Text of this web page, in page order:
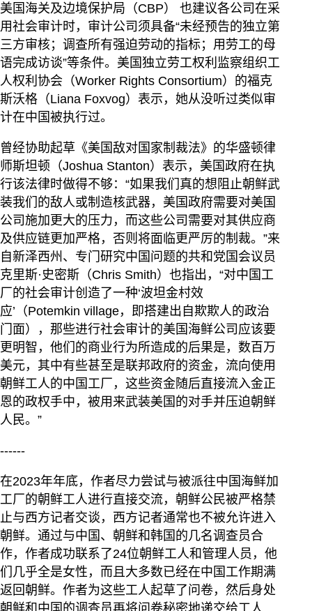
美国海关及边境保护局（CBP） 也建议各公司在采
用社会审计时，审计公司须具备“未经预告的独立第
三方审核；调查所有强迫劳动的指标；用劳工的母
语完成访谈”等条件。美国独立劳工权利监察组织工
人权利协会（Worker Rights Consortium）的福克
斯沃格（Liana Foxvog）表示，她从没听过类似审
计在中国被执行过。
曾经协助起草《美国敌对国家制裁法》的华盛顿律
师斯坦顿（Joshua Stanton）表示，美国政府在执
行该法律时做得不够：“如果我们真的想阻止朝鲜武
装我们的敌人或制造核武器，美国政府需要对美国
公司施加更大的压力，而这些公司需要对其供应商
及供应链更加严格，否则将面临更严厉的制裁。”来
自新泽西州、专门研究中国问题的共和党国会议员
克里斯·史密斯（Chris Smith）也指出，“对中国工
厂的社会审计创造了一种‘波坦金村效
应’（Potemkin village，即搭建出自欺欺人的政治
门面），那些进行社会审计的美国海鲜公司应该要
更明智，他们的商业行为所造成的后果是，数百万
美元，其中有些甚至是联邦政府的资金，流向使用
朝鲜工人的中国工厂，这些资金随后直接流入金正
恩的政权手中，被用来武装美国的对手并压迫朝鲜
人民。”
------
在2023年年底，作者尽力尝试与被派往中国海鲜加
工厂的朝鲜工人进行直接交流，朝鲜公民被严格禁
止与西方记者交谈，西方记者通常也不被允许进入
朝鲜。通过与中国、朝鲜和韩国的几名调查员合
作，作者成功联系了24位朝鲜工人和管理人员，他
们几乎全是女性，而且大多数已经在中国工作期满
返回朝鲜。作者为这些工人起草了问卷，然后身处
朝鲜和中国的调查员再将问卷秘密地递交给工人